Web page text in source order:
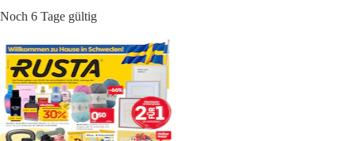
Noch 6 Tage gültig